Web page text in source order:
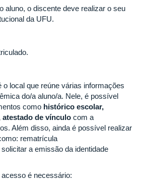
aluno, o discente deve realizar o seu
da UFU.
o local que reúne várias informações
do/a aluno/a. Nele, é possível
como histórico escolar,
de vínculo com a
Além disso, ainda é possível realizar
rematrícula
a emissão da identidade
é necessário: